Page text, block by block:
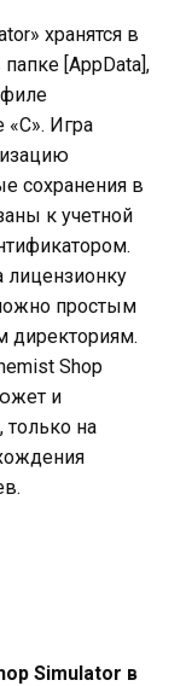
хранятся в
[AppData],
«C». Игра
сохранения в
к учетной
лицензионку
простым
директориям.
Shop
и
только на
Simulator в